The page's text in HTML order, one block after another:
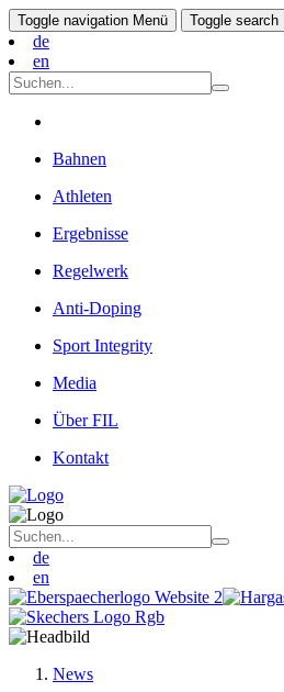
Toggle navigation Menü Toggle search
de
en
Bahnen
Athleten
Ergebnisse
Regelwerk
Anti-Doping
Sport Integrity
Media
Über FIL
Kontakt
de
en
News